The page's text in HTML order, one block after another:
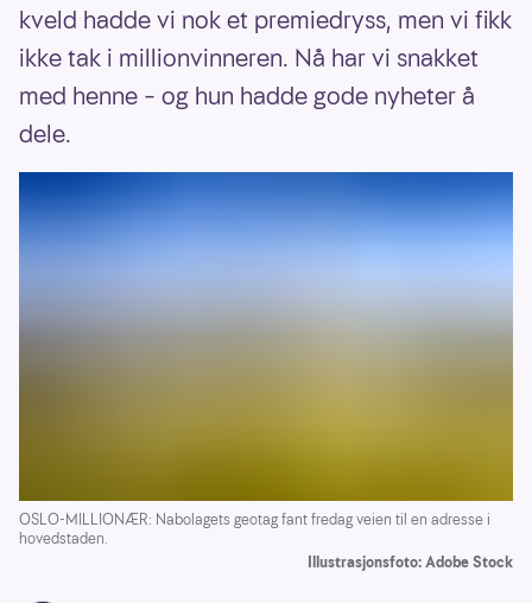
kveld hadde vi nok et premiedryss, men vi fikk
ikke tak i millionvinneren. Nå har vi snakket
med henne – og hun hadde gode nyheter å
dele.
OSLO-MILLIONÆR: Nabolagets geotag fant fredag veien til en adresse i
hovedstaden.
Illustrasjonsfoto: Adobe Stock